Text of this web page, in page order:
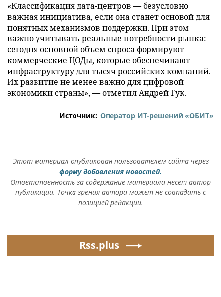
«Классификация дата-центров — безусловно
важная инициатива, если она станет основой для
понятных механизмов поддержки. При этом
важно учитывать реальные потребности рынка:
сегодня основной объем спроса формируют
коммерческие ЦОДы, которые обеспечивают
инфраструктуру для тысяч российских компаний.
Их развитие не менее важно для цифровой
экономики страны», — отметил Андрей Гук.
Источник: Оператор ИТ-решений «ОБИТ»
Этот материал опубликован пользователем сайта через
форму добавления новостей.
Ответственность за содержание материала несет автор
публикации. Точка зрения автора может не совпадать с
позицией редакции.
Rss.plus